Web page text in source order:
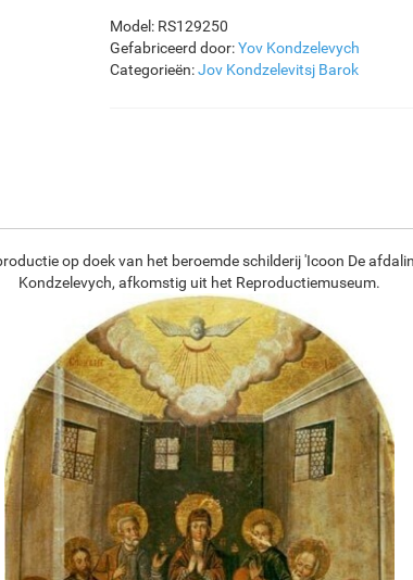
Model: RS129250
Gefabriceerd door:Yov Kondzelevych
Categorieën:Jov Kondzelevitsj Barok
op doek van het beroemde schilderij 'Icoon De
Kondzelevych, afkomstig uit het Reproductiemuseum.